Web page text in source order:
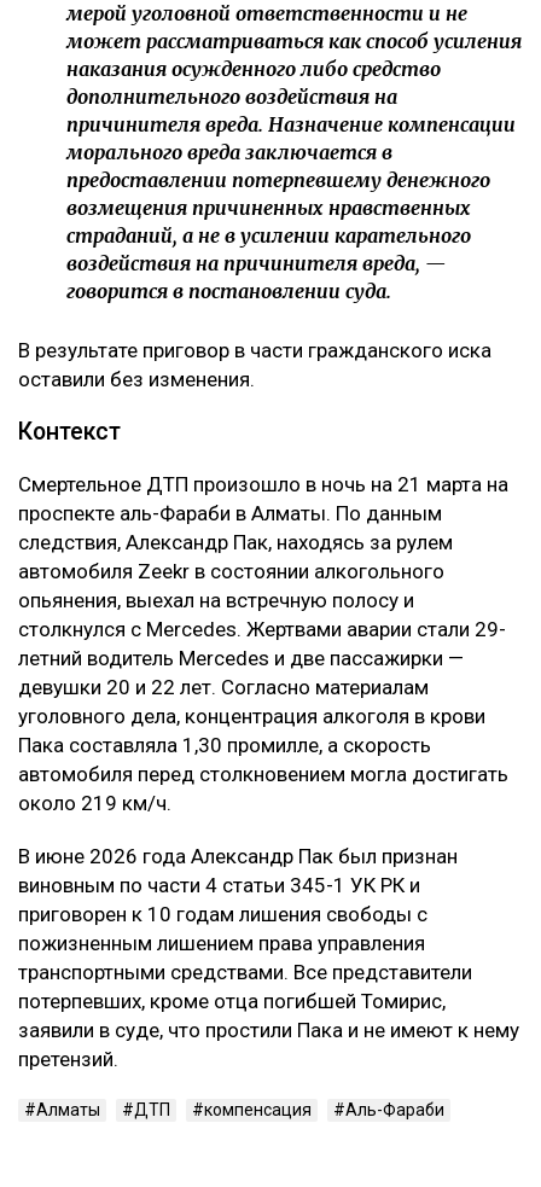
мерой уголовной ответственности и не
может рассматриваться как способ усиления
наказания осужденного либо средство
дополнительного воздействия на
причинителя вреда. Назначение компенсации
морального вреда заключается в
предоставлении потерпевшему денежного
возмещения причиненных нравственных
страданий, а не в усилении карательного
воздействия на причинителя вреда, —
говорится в постановлении суда.
В результате приговор в части гражданского иска
оставили без изменения.
Контекст
Смертельное ДТП произошло в ночь на 21 марта на
проспекте аль-Фараби в Алматы. По данным
следствия, Александр Пак, находясь за рулем
автомобиля Zeekr в состоянии алкогольного
опьянения, выехал на встречную полосу и
столкнулся с Mercedes. Жертвами аварии стали 29-
летний водитель Mercedes и две пассажирки —
девушки 20 и 22 лет. Согласно материалам
уголовного дела, концентрация алкоголя в крови
Пака составляла 1,30 промилле, а скорость
автомобиля перед столкновением могла достигать
около 219 км/ч.
В июне 2026 года Александр Пак был признан
виновным по части 4 статьи 345-1 УК РК и
приговорен к 10 годам лишения свободы с
пожизненным лишением права управления
транспортными средствами. Все представители
потерпевших, кроме отца погибшей Томирис,
заявили в суде, что простили Пака и не имеют к нему
претензий.
Алматы ДТП компенсация Аль-Фараби